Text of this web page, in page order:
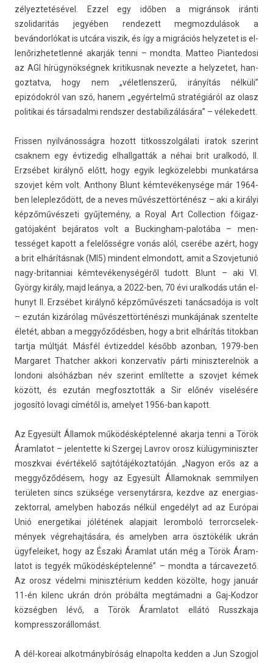
zélyez­tetésével. Ezzel egy időben a migránsok iránti
szolidaritás jegyében re­ndezett meg­mozdulások a
bevándorlókat is utcára vis­zik, és így a migrációs helyzetet is el­
lenőriz­hetet­lenné akarják tenni – mondta. Mat­teo Pian­tedosi
az AGI hírügynökségnek kritikus­nak nevez­te a helyzetet, han­
goz­tatva, hogy nem „vélet­lensz­erű, irányítás nélküli”
epizódokról van szó, hanem „egyértelmű stratégiáról az olasz
politikai és tár­sadal­mi re­ndsz­er de­stabilizálására” – vélekedett.
Friss­en nyilvánosságra hozott tit­kosszol­gálati ir­atok szerint
csak­nem egy évtizedig el­hallgat­ták a néhai brit ural­kodó, II.
Erzsébet királynő előtt, hogy egyik leg­közeleb­bi mun­katár­sa
szov­jet kém volt. An­thony Blunt kémtevékenysége már 1964-
ben lelep­leződött, de a neves művészettörténész – aki a királyi
képzőművészeti gyűjtemény, a Royal Art Col­lec­tion főigaz­
gatójaként bejáratos volt a Buckingham-palotába – men­
tességet kapott a felelősségre vonás alól, cserébe azért, hogy
a brit elhárításnak (MI5) min­dent el­mondott, amit a Szov­jetunió
nagy-britanniai kémtevékenységéről tudott. Blunt – aki VI.
György király, majd leánya, a 2022-ben, 70 évi ural­kodás után el­
hunyt II. Erzsébet királynő képzőművészeti tanácsadója is volt
– ezután kizárólag művészettörténészi munkájának szen­telte
életét, abban a meggyőződésben, hogy a brit elhárítás titok­ban
tartja múltját. Másfél évtized­del később azon­ban, 1979-ben
Mar­garet Thatch­er ak­kori kon­zervatív párti miniszterel­nök a
lon­doni alsóházban név szerint említette a szov­jet kémek
között, és ezután meg­fosztot­ták a Sir előnév viselésére
jogosító lovagi címétől is, amelyet 1956-ban kapott.
Az Egyesült Államok működés­képtelenné akar­ja tenni a Török
Áram­latot – jelen­tette ki Szer­gej Lav­rov orosz külügyminiszt­er
moszkvai évértékelő saj­tótájékoz­tatóján. „Nagyon erős az a
meggyőződésem, hogy az Egyesült Államok­nak sem­mily­en
területen sincs szüksége ver­senytársra, kezdve az en­er­gias­
zektorr­al, amelyb­en habozás nélkül engedélyt ad az Európai
Unió en­er­getikai jólétének al­ap­jait lerom­boló ter­rorcselek­
mények vég­rehaj­tására, és amelyb­en arra ösztökélik ukrán
ügyfeleiket, hogy az Északi Áram­lat után még a Török Áram­
latot is tegyék működés­képtelenné” – mondta a tár­cavezető.
Az orosz védelmi minisztérium kedd­en közölte, hogy január
11-én kilenc ukrán drón próbálta megtámadni a Gaj-Kodzor
községben lévő, a Török Áram­latot ellátó Russzkaja
kompresszorál­lomást.
A dél-koreai al­kot­mánybíróság el­napol­ta kedd­en a Jun Szog­jol